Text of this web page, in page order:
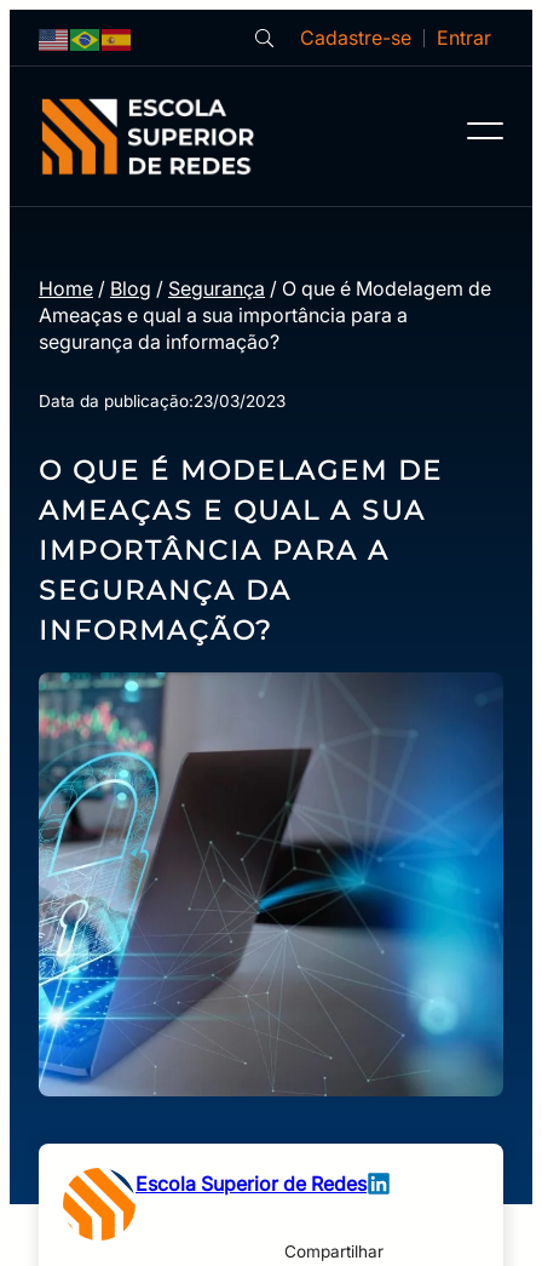
Cadastre-se Entrar
Home / Blog / Segurança / O que é Modelagem de
Ameaças e qual a sua importância para a
segurança da informação?
Data da publicação:23/03/2023
O QUE É MODELAGEM DE
AMEAÇAS E QUAL A SUA
IMPORTÂNCIA PARA A
SEGURANÇA DA
INFORMAÇÃO?
Escola Superior de Redes
Compartilhar